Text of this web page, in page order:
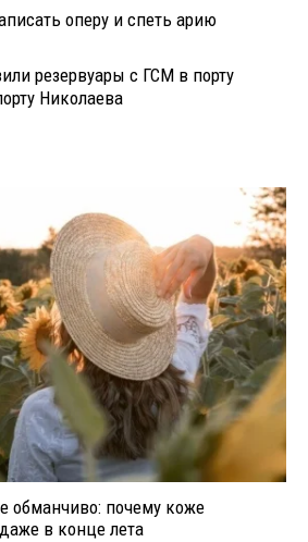
оперу и спеть арию
резервуары с ГСМ в порту
Николаева
обманчиво: почему коже
в конце лета